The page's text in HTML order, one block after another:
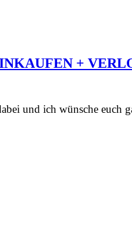
+
und ich wünsche euch